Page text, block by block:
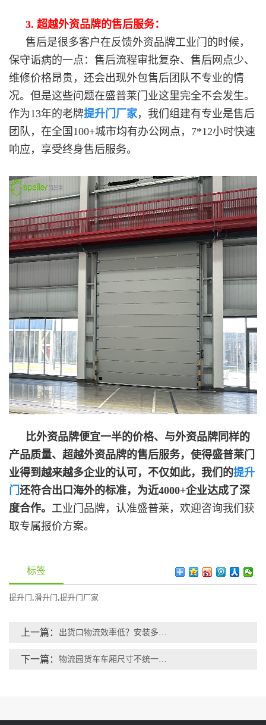
3. 超越外资品牌的售后服务：
售后是很多客户在反馈外资品牌工业门的时候，
保守诟病的一点：售后流程审批复杂、售后网点少、
维修价格昂贵，还会出现外包售后团队不专业的情
况。但是这些问题在盛普莱门业这里完全不会发生。
作为13年的老牌提升门厂家，我们组建有专业是售后
团队，在全国100+城市均有办公网点，7*12小时快速
响应，享受终身售后服务。
比外资品牌便宜一半的价格、与外资品牌同样的
产品质量、超越外资品牌的售后服务，使得盛普莱门
业得到越来越多企业的认可，不仅如此，我们的提升
门还符合出口海外的标准，为近4000+企业达成了深
度合作。 工业门品牌，认准盛普莱，欢迎咨询我们获
取专属报价方案。
标签
提升门 滑升门 提升门厂家
上一篇：
下一篇：